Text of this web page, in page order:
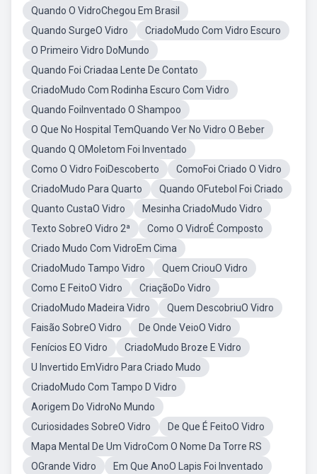
Quando O VidroChegou Em Brasil
Quando SurgeO Vidro
CriadoMudo Com Vidro Escuro
O Primeiro Vidro DoMundo
Quando Foi Criadaa Lente De Contato
CriadoMudo Com Rodinha Escuro Com Vidro
Quando FoiInventado O Shampoo
O Que No Hospital TemQuando Ver No Vidro O Beber
Quando Q OMoletom Foi Inventado
Como O Vidro FoiDescoberto
ComoFoi Criado O Vidro
CriadoMudo Para Quarto
Quando OFutebol Foi Criado
Quanto CustaO Vidro
Mesinha CriadoMudo Vidro
Texto SobreO Vidro 2ª
Como O VidroÉ Composto
Criado Mudo Com VidroEm Cima
CriadoMudo Tampo Vidro
Quem CriouO Vidro
Como E FeitoO Vidro
CriaçãoDo Vidro
CriadoMudo Madeira Vidro
Quem DescobriuO Vidro
Faisão SobreO Vidro
De Onde VeioO Vidro
Fenícios EO Vidro
CriadoMudo Broze E Vidro
U Invertido EmVidro Para Criado Mudo
CriadoMudo Com Tampo D Vidro
Aorigem Do VidroNo Mundo
Curiosidades SobreO Vidro
De Que É FeitoO Vidro
Mapa Mental De Um VidroCom O Nome Da Torre RS
OGrande Vidro
Em Que AnoO Lapis Foi Inventado